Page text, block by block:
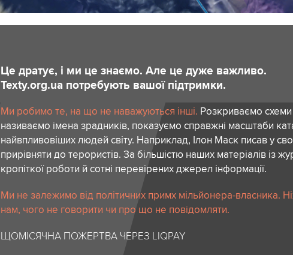
Це дратує, і ми це знаємо. Але це дуже важливо.
Texty.org.ua потребують вашої підтримки.
Ми робимо те, на що не наважуються інші. Розкриваємо схеми
називаємо імена зрадників, показуємо справжні масштаби
найвпливовіших людей світу. Наприклад, Ілон Маск писав у
прирівняти до терористів. За більшістю наших матеріалів із
кропіткої роботи й сотні перевірених джерел інформації.
Ми не залежимо від політичних примх мільйонера-власника.
нам, чого не говорити чи про що не повідомляти.
ЩОМІСЯЧНА ПОЖЕРТВА ЧЕРЕЗ LIQPAY